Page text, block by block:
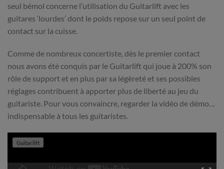
seul bémol concerne l’utilisation du Guitarlift avec les
guitares ‘lourdes’ dont le poids repose sur un seul point de
contact sur la cuisse.
Comme de nombreux concertiste, dès le premier contact
nous avons été conquis par le Guitarlift qui joue à 200% son
rôle de support et en plus par sa légèreté et ses possibles
réglages contribuent à apporter plus de liberté au jeu du
guitariste. Pour vous convaincre, regarder la vidéo de démo…
indispensable à tous les guitaristes.
Guitarlift